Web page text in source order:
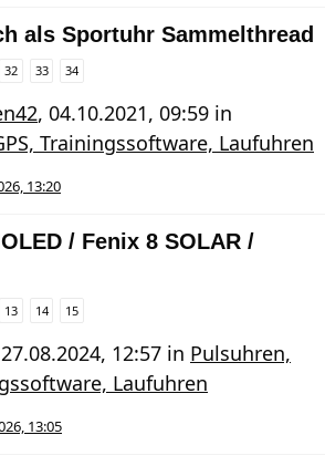
als Sportuhr Sammelthread
32 33 34
, 04.10.2021, 09:59 in
Trainingssoftware, Laufuhren
13:20
/ Fenix 8 SOLAR /
13 14 15
27.08.2024, 12:57 in Pulsuhren,
Laufuhren
13:05